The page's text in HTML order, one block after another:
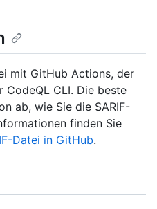
mit GitHub Actions, der
CodeQL CLI. Die beste
ab, wie Sie die SARIF-
finden Sie
Datei in GitHub.